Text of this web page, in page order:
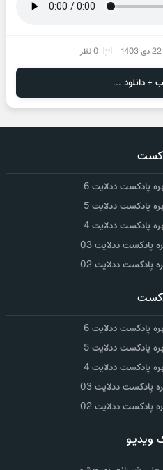
22 دی 1403 0 نظر
+ دانلود ...
پادکست ددلایت 6
پادکست ددلایت 5
پادکست ددلایت 4
ددلایت 03
ددلایت 02
پادکست ددلایت 6
پادکست ددلایت 5
پادکست ددلایت 4
ددلایت 03
ددلایت 02
ویدیو